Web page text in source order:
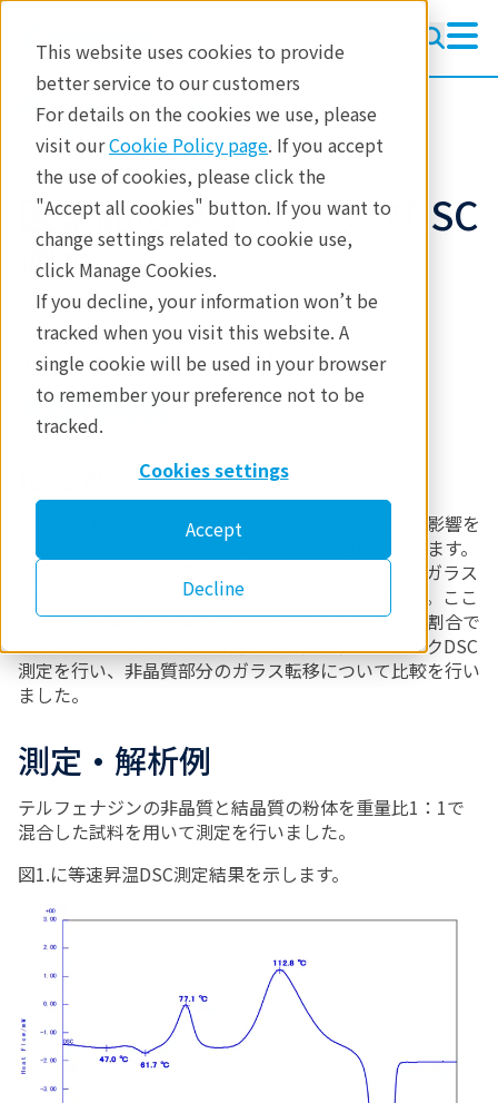
This website uses cookies to provide
better service to our customers
For details on the cookies we use, please
visit ourCookie Policy page. If you accept
the use of cookies, please click the
"Accept all cookies" button. If you want to
change settings related to cookie use,
click Manage Cookies.
If you decline, your information won’t be
tracked when you visit this website. A
single cookie will be used in your browser
to remember your preference not to be
tracked.
Cookies settings
Accept
Decline
製品 熱分析
DSC
アプリケーションノート
医薬品のダイナミックDSC
測定
アプリケーションノート B-TA1022
はじめに
医薬品における非晶質の有無は効能や物性に大きな影響を
及ぼすため、非晶質の存在確認は非常に重要となります。
非晶質物質はガラス転移を持つため、DSCによってガラス
転移を測定することで非晶質の存在を確認できます。ここ
では、非晶質と結晶質のテルフェナジンを１：１の割合で
混合した試料をDSCにて等速昇温測定とダイナミックDSC
測定を行い、非晶質部分のガラス転移について比較を行い
ました。
測定・解析例
テルフェナジンの非晶質と結晶質の粉体を重量比1：1で
混合した試料を用いて測定を行いました。
図1.に等速昇温DSC測定結果を示します。